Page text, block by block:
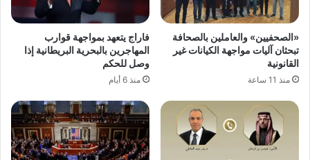
«الصحفيين» والعاملين بالصحافة
تبحثان آليات مواجهة الكيانات غير
القانونية
منذ 11 ساعة
فاراج يتعهد بمواجهة قوارب
المهاجرين بالبحرية البريطانية إذا
وصل للحكم
منذ 6 أيام